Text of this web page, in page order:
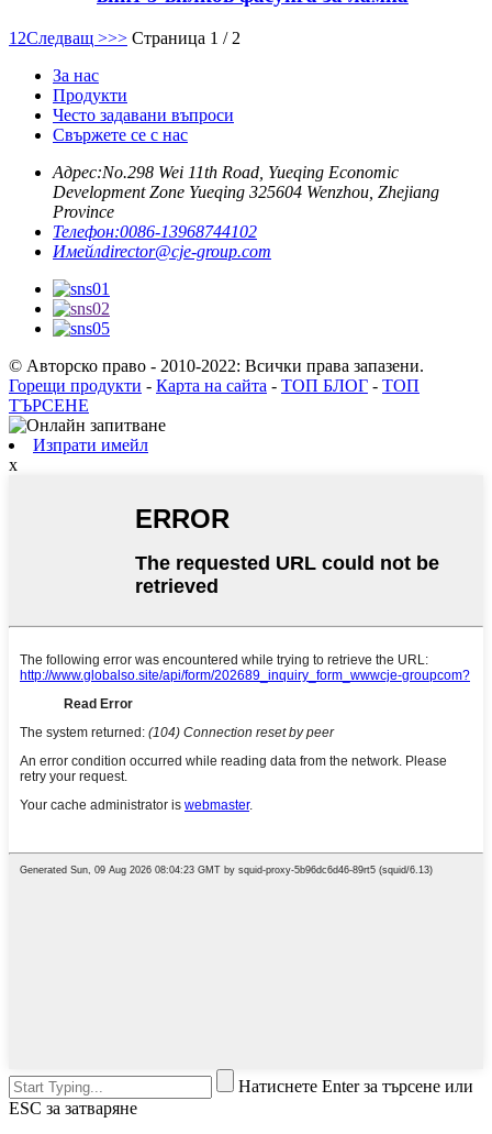
1 2Следващ >>> Страница 1 / 2
За нас
Продукти
Често задавани въпроси
Свържете се с нас
Адрес:No.298 Wei 11th Road, Yueqing Economic
Development Zone Yueqing 325604 Wenzhou, Zhejiang
Province
Телефон:0086-13968744102
Имейлdirector@cje-group.com
© Авторско право - 2010-2022: Всички права запазени.
Горещи продукти - Карта на сайта - ТОП БЛОГ - ТОП
ТЪРСЕНЕ
Изпрати имейл
x
Натиснете Enter за търсене или
ESC за затваряне